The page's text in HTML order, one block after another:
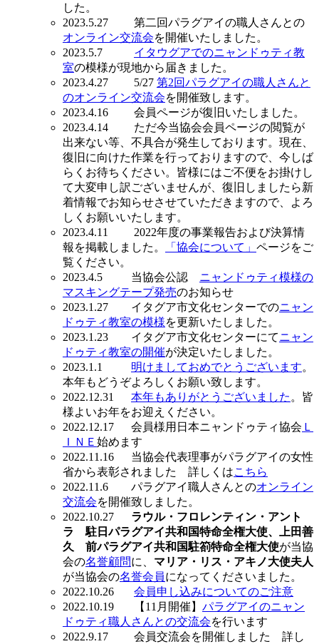
した。
2023.5.27 第二回パラグアイの職人さんとの
オンライン交流会を開催いたしました。
2023.5.7 イタウグアでのニャンドゥティ教
室の模様が現地から届きました。
2023.4.27 5/27 第2回パラグアイの職人さんと
のオンライン交流会を開催致します。
2023.4.16 会員ページが復旧いたしました。
2023.4.14 ただ今当協会会員ページの閲覧が
出来ない等、不具合が発生しております。現在、
復旧に向けた作業を行っておりますので、今しば
らくお待ちください。皆様にはご不便をお掛けし
て大変申し訳ございませんが、復旧しましたら新
着情報でお知らせさせていただきますので、よろ
しくお願いいたします。
2023.4.11 2022年度の事業報告および決算情
報を掲載しました。
「協会について」 ページをご
覧ください。
2023.4.5 当協会公認 ニャンドゥティ模様の
マスキングテープ発売のお知らせ
2023.1.27 イタグア市文化センターでのニャン
ドゥティ教室の模様を更新いたしました。
2023.1.23 イタグア市文化センターにてニャン
ドゥティ教室の開催が決定いたしました。
2023.1.1 明けましておめでとうございます。
本年もどうぞよろしくお願い致します。
2022.12.31 本年もありがとうございました 。皆
様よいお年をお迎えください。
2022.12.17 会員様用日本ニャンドゥティ協会 Ｌ
ＩＮＥ 始めます
2022.11.16 当協会代表理事がパラグアイの女性
省から表彰されました 詳しくはこちら
2022.11.6 パラグアイ職人さんとのオンライン
交流会を開催致しました。
2022.10.27 ラウル・フロレンティン・アント
ラ 駐日パラグアイ共和国特命全権大使、上田善
久 前パラグアイ共和国駐箚特命全権大使が当協
会の名誉顧問に、 マリア・リス・アキノ大使夫人
が当協会の名誉会員になってくださいました。
2022.10.26 会員申し込みについてのご注意
2022.10.19 【11月開催】 パラグアイのニャン
ドゥティ職人さんとの交流会を行います
2022.9.17 会員交流会を開催しました 詳し